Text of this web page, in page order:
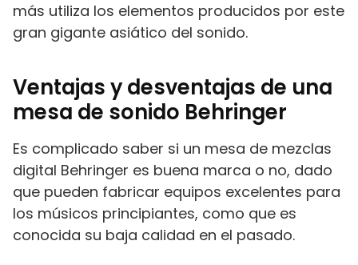
más utiliza los elementos producidos por este
gran gigante asiático del sonido.
Ventajas y desventajas de una
mesa de sonido Behringer
Es complicado saber si un mesa de mezclas
digital Behringer es buena marca o no, dado
que pueden fabricar equipos excelentes para
los músicos principiantes, como que es
conocida su baja calidad en el pasado.